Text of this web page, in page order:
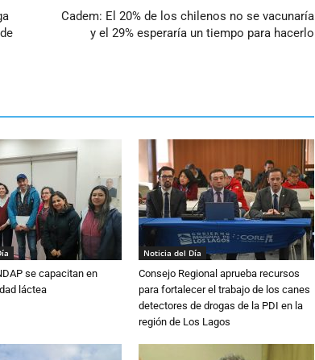
Cadem: El 20% de los chilenos no se vacunaría
y el 29% esperaría un tiempo para hacerlo
se capacitan en
láctea
Noticia del Día
Consejo Regional aprueba recursos
para fortalecer el trabajo de los canes
detectores de drogas de la PDI en la
región de Los Lagos